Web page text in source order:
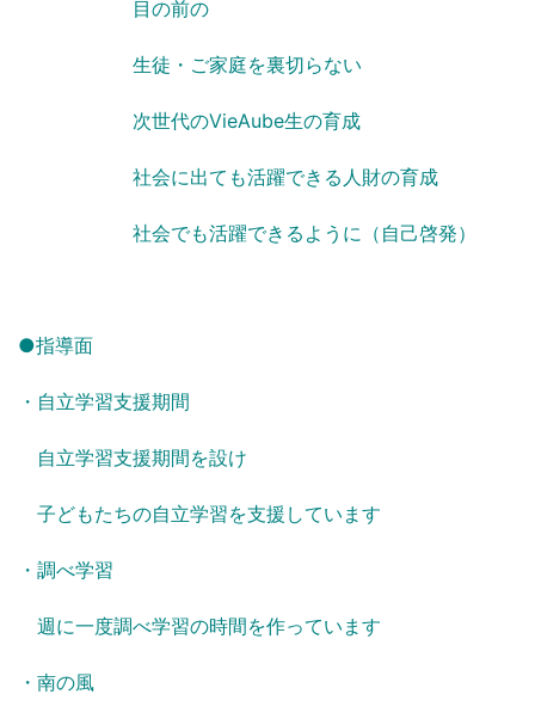
目の前の
生徒・ご家庭を裏切らない
次世代のVieAube生の育成
社会に出ても活躍できる人財の育成
社会でも活躍できるように（自己啓発）
●指導面
・自立学習支援期間
自立学習支援期間を設け
子どもたちの自立学習を支援しています
・調べ学習
週に一度調べ学習の時間を作っています
・南の風